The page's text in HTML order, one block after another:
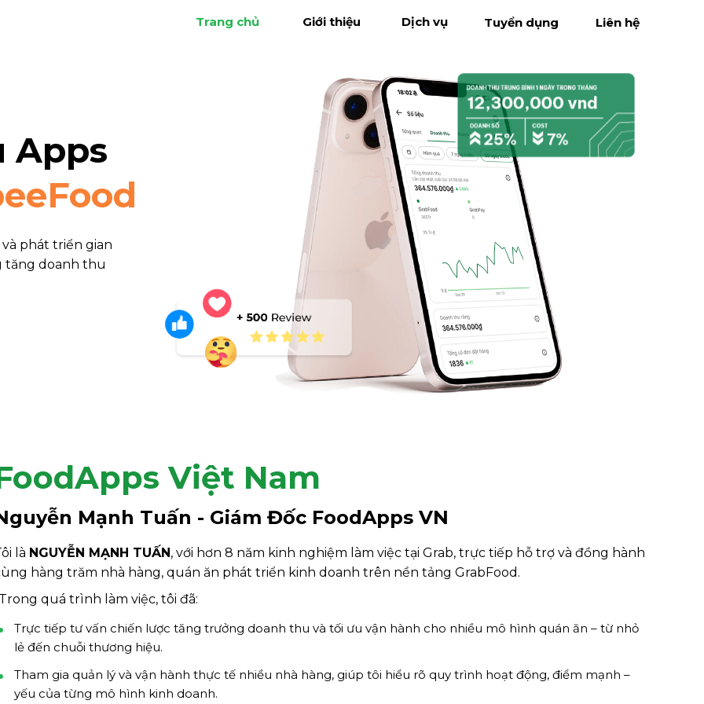
Trang chủ Giới thiệu Dịch vụ Tuyển dụng Liên hệ
Apps
phát triển gian
tăng doanh thu
Việt Nam
Mạnh Tuấn - Giám Đốc FoodApps VN
là NGUYỄN MẠNH TUẤN, với hơn 8 năm kinh nghiệm làm việc tại Grab, trực tiếp hỗ trợ và đồng hành
hàng trăm nhà hàng, quán ăn phát triển kinh doanh trên nền tảng GrabFood.
quá trình làm việc, tôi đã:
Trực tiếp tư vấn chiến lược tăng trưởng doanh thu và tối ưu vận hành cho nhiều mô hình quán ăn – từ nhỏ
lẻ đến chuỗi thương hiệu.
Tham gia quản lý và vận hành thực tế nhiều nhà hàng, giúp tôi hiểu rõ quy trình hoạt động, điểm mạnh –
yếu của từng mô hình kinh doanh.